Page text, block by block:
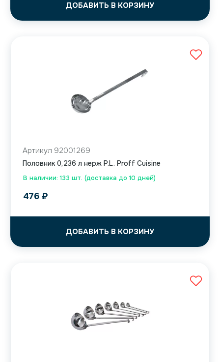
ДОБАВИТЬ В КОРЗИНУ
В наличии: 133 шт. (доставка до 10 дней)
Артикул 92001269
Половник 0,236 л нерж P.L. Proff Cuisine
476 ₽
ДОБАВИТЬ В КОРЗИНУ